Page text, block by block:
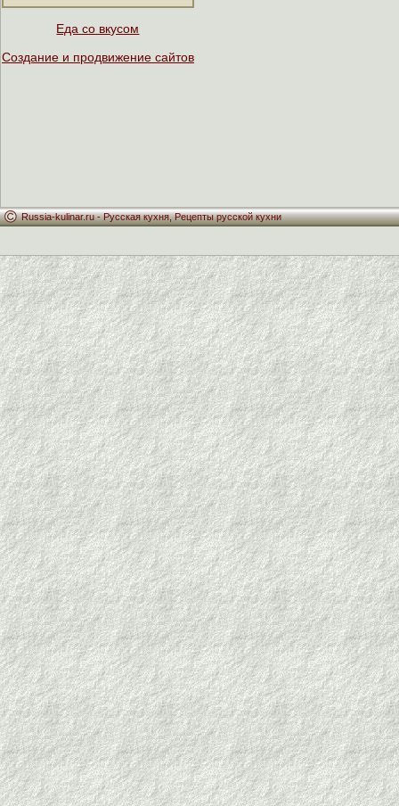
Еда со вкусом
Создание и продвижение сайтов
Russia-kulinar.ru -Русская кухня,Рецепты русской кухни